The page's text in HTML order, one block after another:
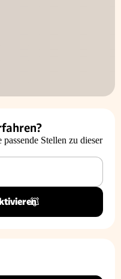
Stellen zu dieser